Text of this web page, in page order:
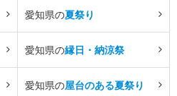
愛知県の夏祭り
愛知県の縁日・納涼祭
愛知県の屋台のある夏祭り